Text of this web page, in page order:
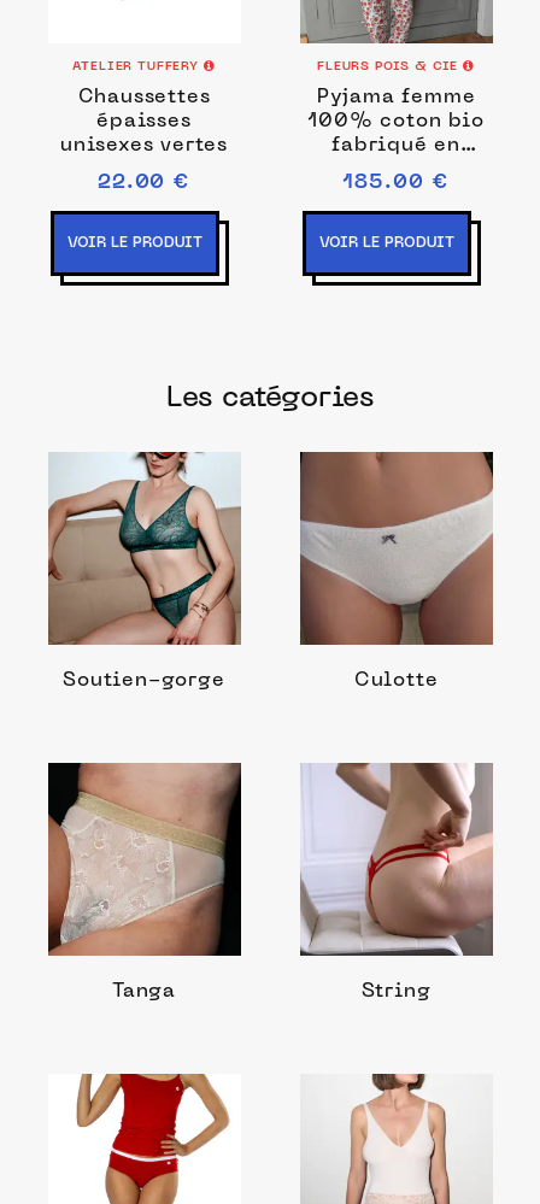
ATELIER TUFFERY
Chaussettes
épaisses
unisexes vertes
22.00 €
VOIR LE PRODUIT
FLEURS POIS & CIE
Pyjama femme
100% coton bio
fabriqué en
France.
185.00 €
VOIR LE PRODUIT
Les catégories
Soutien-gorge Culotte
Tanga String